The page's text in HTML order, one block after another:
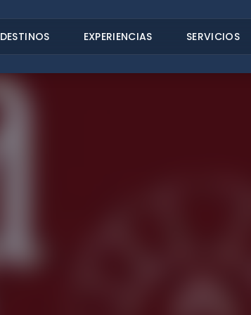
DESTINOS EXPERIENCIAS SERVICIOS